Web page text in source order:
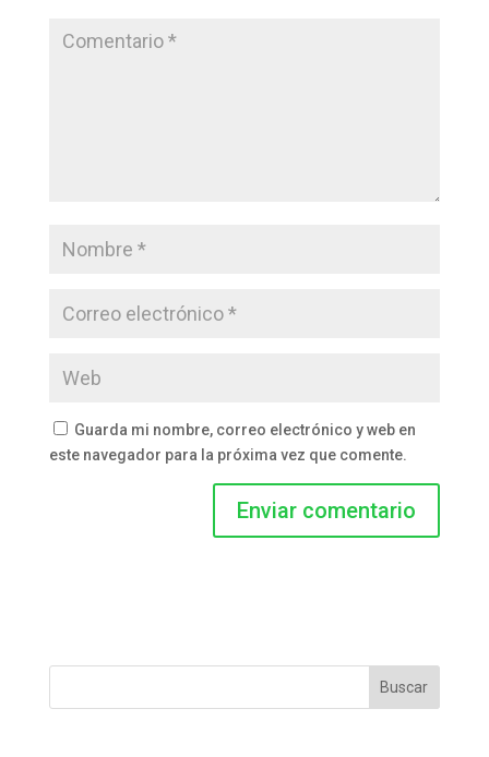
Guarda mi nombre, correo electrónico y web en
este navegador para la próxima vez que comente.
Buscar